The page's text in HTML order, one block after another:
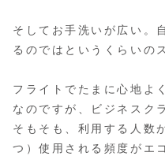
そしてお手洗いが広い。
るのではというくらいの
フライトでたまに心地よ
なのですが、ビジネスク
そもそも、利用する人数
つ）使用される頻度がエ